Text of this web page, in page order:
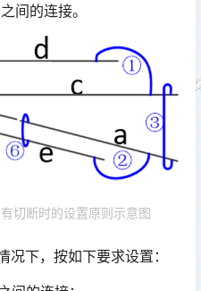
间的连接。
切断时的设置原则示意图
下，按如下要求设置：